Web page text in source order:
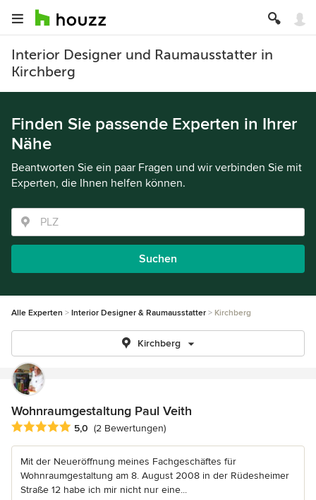
Interior Designer und Raumausstatter in
Kirchberg
Finden Sie passende Experten in Ihrer
Nähe
Beantworten Sie ein paar Fragen und wir verbinden Sie mit
Experten, die Ihnen helfen können.
Suchen
Alle Experten Interior Designer & Raumausstatter Kirchberg
Kirchberg
Wohnraumgestaltung Paul Veith
Durchschnittliche Bewertung: 5 von 5 Sternen
5,0 (2 Bewertungen)
Mit der Neueröffnung meines Fachgeschäftes für
Wohnraumgestaltung am 8. August 2008 in der Rüdesheimer
Straße 12 habe ich mir nicht nur eine...